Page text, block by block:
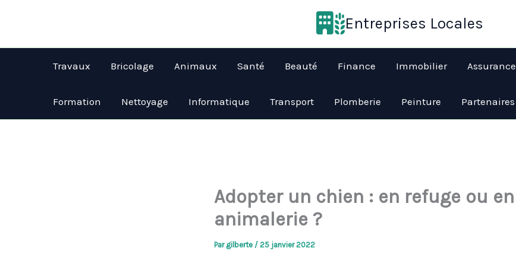
Entreprises Locales
Travaux Bricolage Animaux Santé Beauté Finance Immobilier Assurance
Formation Nettoyage Informatique Transport Plomberie Peinture Partenaires
Adopter un chien : en refuge ou en
animalerie ?
Par gilberte / 25 janvier 2022